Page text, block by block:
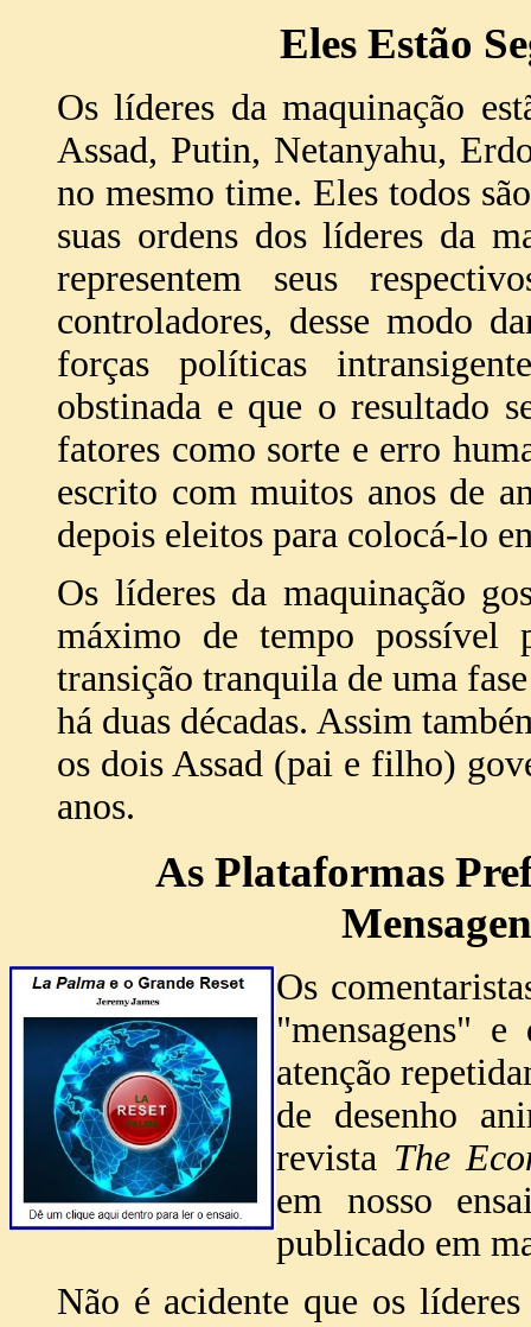
Eles Estão
Os líderes da maquinação
Assad, Putin, Netanyahu,
no mesmo time. Eles todos
suas ordens dos líderes da
representem seus
controladores, desse modo
forças políticas
obstinada e que o resultado
fatores como sorte e erro
escrito com muitos anos de
depois eleitos para colocá-lo
Os líderes da maquinação
máximo de tempo possível
transição tranquila de uma
há duas décadas. Assim
os dois Assad (pai e filho)
anos.
As Plataformas
Os
"mensagens"
atenção
de desenho
revista The
em nosso
publicado em
Não é acidente que os